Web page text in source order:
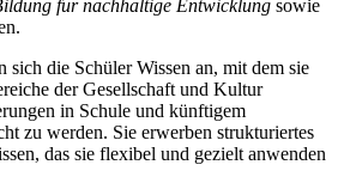
für nachhaltige Entwicklung sowie
sich die Schüler Wissen an, mit dem sie
der Gesellschaft und Kultur
in Schule und künftigem
zu werden. Sie erwerben strukturiertes
das sie flexibel und gezielt anwenden